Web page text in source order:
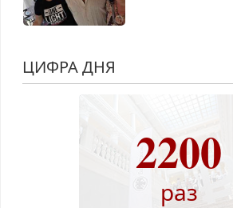
ЦИФРА ДНЯ
2200
раз